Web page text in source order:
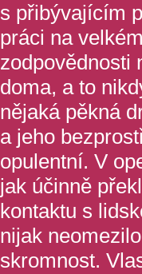
s přibývajícím
práci na
zodpovědnosti
doma, a to
nějaká pěkná
a jeho
opulentní. V
jak účinně
kontaktu s
nijak
skromnost.